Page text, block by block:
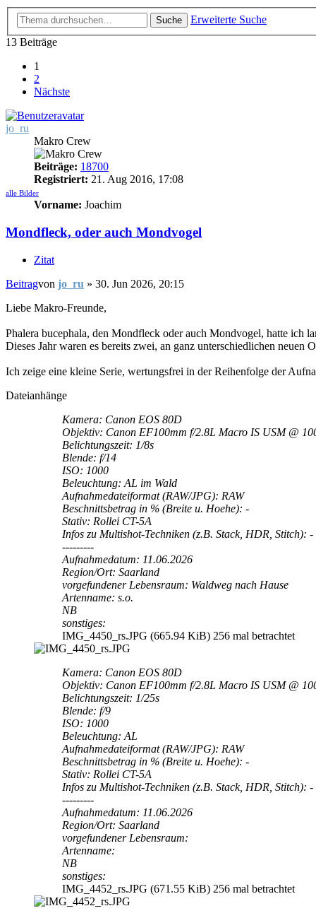
Suche
Erweiterte Suche
13 Beiträge
1
2
Nächste
jo_ru
Makro Crew
Beiträge: 18700
Registriert: 21. Aug 2016, 17:08
alle Bilder
Vorname: Joachim
Mondfleck, oder auch Mondvogel
Zitat
Beitragvon jo_ru » 30. Jun 2026, 20:15
Liebe Makro-Freunde,
Phalera bucephala, den Mondfleck oder auch Mondvogel, hatte ich
Dieses Jahr waren es bereits zwei, an ganz unterschiedlichen neuen
Ich zeige eine kleine Serie, wertungsfrei in der Reihenfolge der
Dateianhänge
Kamera: Canon EOS 80D
Objektiv: Canon EF100mm f/2.8L Macro IS USM @
Belichtungszeit: 1/8s
Blende: f/14
ISO: 1000
Beleuchtung: AL im Wald
Aufnahmedateiformat (RAW/JPG): RAW
Beschnittsbetrag in % (Breite u. Hoehe): -
Stativ: Rollei CT-5A
Infos zu Multishot-Techniken (z.B. Stack, HDR, Stitch): -
---------
Aufnahmedatum: 11.06.2026
Region/Ort: Saarland
vorgefundener Lebensraum: Waldweg nach Hause
Artenname: s.o.
NB
sonstiges:
IMG_4450_rs.JPG (665.94 KiB) 256 mal betrachtet
Kamera: Canon EOS 80D
Objektiv: Canon EF100mm f/2.8L Macro IS USM @
Belichtungszeit: 1/25s
Blende: f/9
ISO: 1000
Beleuchtung: AL
Aufnahmedateiformat (RAW/JPG): RAW
Beschnittsbetrag in % (Breite u. Hoehe): -
Stativ: Rollei CT-5A
Infos zu Multishot-Techniken (z.B. Stack, HDR, Stitch): -
---------
Aufnahmedatum: 11.06.2026
Region/Ort: Saarland
vorgefundener Lebensraum:
Artenname:
NB
sonstiges:
IMG_4452_rs.JPG (671.55 KiB) 256 mal betrachtet